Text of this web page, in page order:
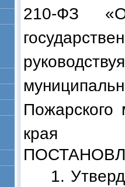
210-ФЗ
Пожарского
края
1.